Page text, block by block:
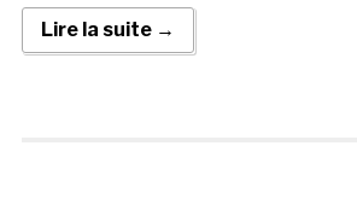
Lire la suite →